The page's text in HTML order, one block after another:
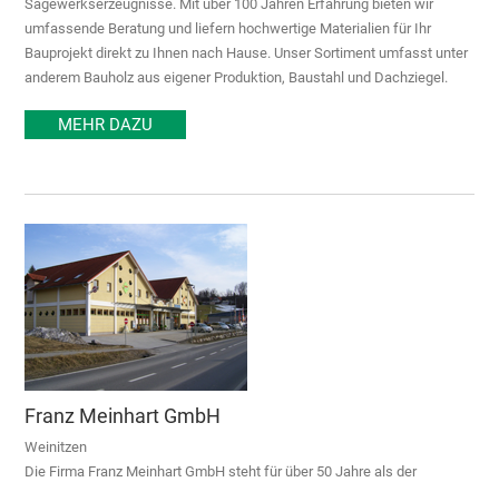
Sägewerkserzeugnisse. Mit über 100 Jahren Erfahrung bieten wir
umfassende Beratung und liefern hochwertige Materialien für Ihr
Bauprojekt direkt zu Ihnen nach Hause. Unser Sortiment umfasst unter
anderem Bauholz aus eigener Produktion, Baustahl und Dachziegel.
MEHR DAZU
Franz Meinhart GmbH
Weinitzen
Die Firma Franz Meinhart GmbH steht für über 50 Jahre als der